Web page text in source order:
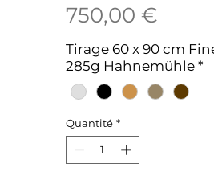
750,00 €Prix
Tirage 60 x 90 cm
285g Hahnemühle *
Quantité *